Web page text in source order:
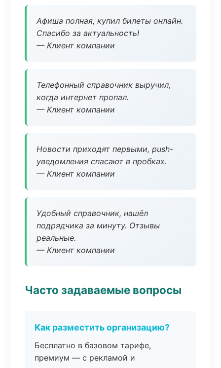
Афиша полная, купил билеты онлайн.
Спасибо за актуальность!
— Клиент компании
Телефонный справочник выручил,
когда интернет пропал.
— Клиент компании
Новости приходят первыми, push-
уведомления спасают в пробках.
— Клиент компании
Удобный справочник, нашёл
подрядчика за минуту. Отзывы
реальные.
— Клиент компании
Часто задаваемые вопросы
Как разместить организацию?
Бесплатно в базовом тарифе,
премиум — с рекламой и